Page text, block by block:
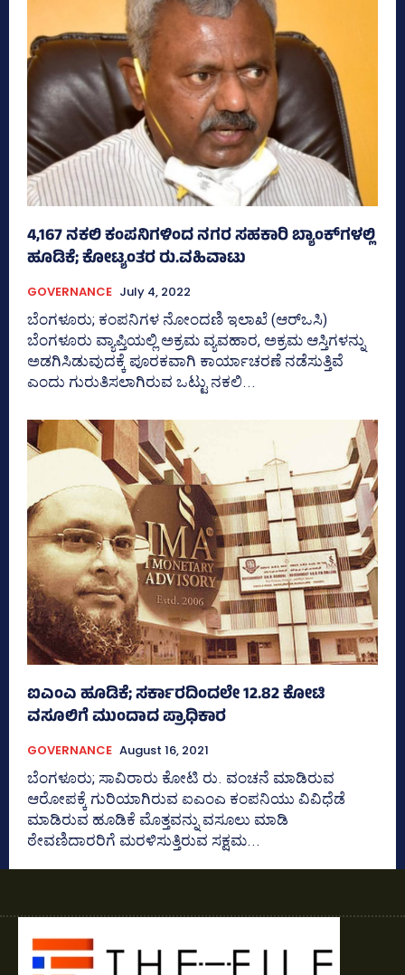
4,167 ನಕಲಿ ಕಂಪನಿಗಳಿಂದ ನಗರ ಸಹಕಾರಿ ಬ್ಯಾಂಕ್‌ಗಳಲ್ಲಿ
ಹೂಡಿಕೆ; ಕೋಟ್ಯಂತರ ರು.ವಹಿವಾಟು
GOVERNANCE July 4, 2022
ಬೆಂಗಳೂರು; ಕಂಪನಿಗಳ ನೋಂದಣಿ ಇಲಾಖೆ (ಆರ್‌ಒಸಿ)
ಬೆಂಗಳೂರು ವ್ಯಾಪ್ತಿಯಲ್ಲಿ ಅಕ್ರಮ ವ್ಯವಹಾರ, ಅಕ್ರಮ ಆಸ್ತಿಗಳನ್ನು
ಅಡಗಿಸಿಡುವುದಕ್ಕೆ ಪೂರಕವಾಗಿ ಕಾರ್ಯಾಚರಣೆ ನಡೆಸುತ್ತಿವೆ
ಎಂದು ಗುರುತಿಸಲಾಗಿರುವ ಒಟ್ಟು ನಕಲಿ...
ಐಎಂಎ ಹೂಡಿಕೆ; ಸರ್ಕಾರದಿಂದಲೇ 12.82 ಕೋಟಿ
ವಸೂಲಿಗೆ ಮುಂದಾದ ಪ್ರಾಧಿಕಾರ
GOVERNANCE August 16, 2021
ಬೆಂಗಳೂರು; ಸಾವಿರಾರು ಕೋಟಿ ರು. ವಂಚನೆ ಮಾಡಿರುವ
ಆರೋಪಕ್ಕೆ ಗುರಿಯಾಗಿರುವ ಐಎಂಎ ಕಂಪನಿಯು ವಿವಿಧೆಡೆ
ಮಾಡಿರುವ ಹೂಡಿಕೆ ಮೊತ್ತವನ್ನು ವಸೂಲು ಮಾಡಿ
ಠೇವಣಿದಾರರಿಗೆ ಮರಳಿಸುತ್ತಿರುವ ಸಕ್ಷಮ...